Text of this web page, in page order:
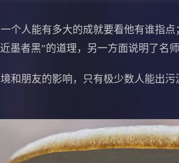
人能有多大的成就要看他有谁指点
墨者黑”的道理，另一方面说明了名师
朋友的影响，只有极少数人能出污